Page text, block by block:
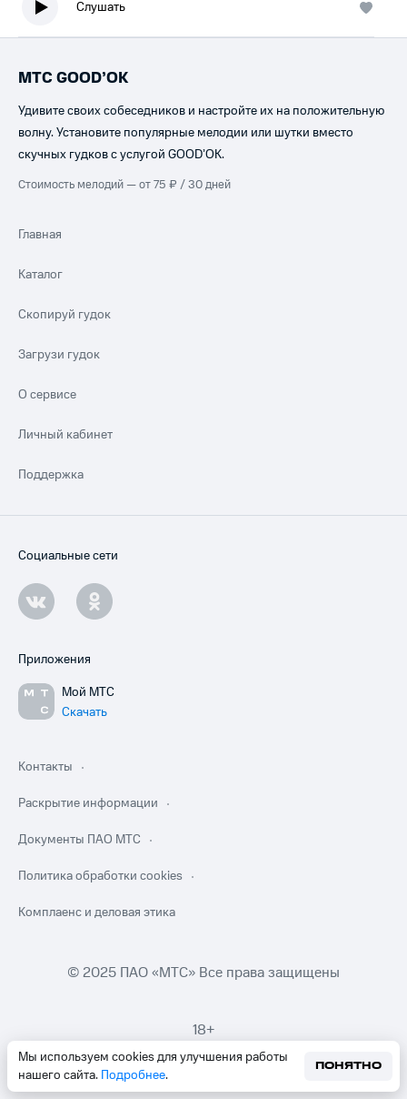
Слушать
Мы используем cookies для улучшения работы
нашего сайта. Подробнее.
ПОНЯТНО
МТС GOOD’OK
Удивите своих собеседников и настройте их на положительную
волну. Установите популярные мелодии или шутки вместо
скучных гудков с услугой GOOD’OK.
Стоимость мелодий — от 75 ₽ / 30 дней
Главная
Каталог
Скопируй гудок
Загрузи гудок
О сервисе
Личный кабинет
Поддержка
Социальные сети
Приложения
Мой МТС
Скачать
Контакты
Раскрытие информации
Документы ПАО МТС
Политика обработки cookies
Комплаенс и деловая этика
© 2025 ПАО «МТС» Все права защищены
18+